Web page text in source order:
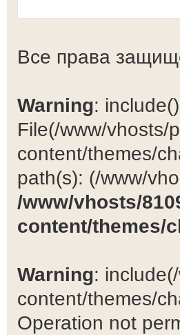
Все права
Warning:
File(/www/vhosts/
content/themes/
path(s): (/www/
/www/vhosts/
content/themes/
Warning:
content/themes/
Operation not